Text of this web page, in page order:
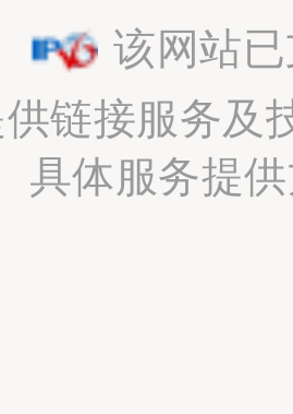
该网站
链接服务及
具体服务提供